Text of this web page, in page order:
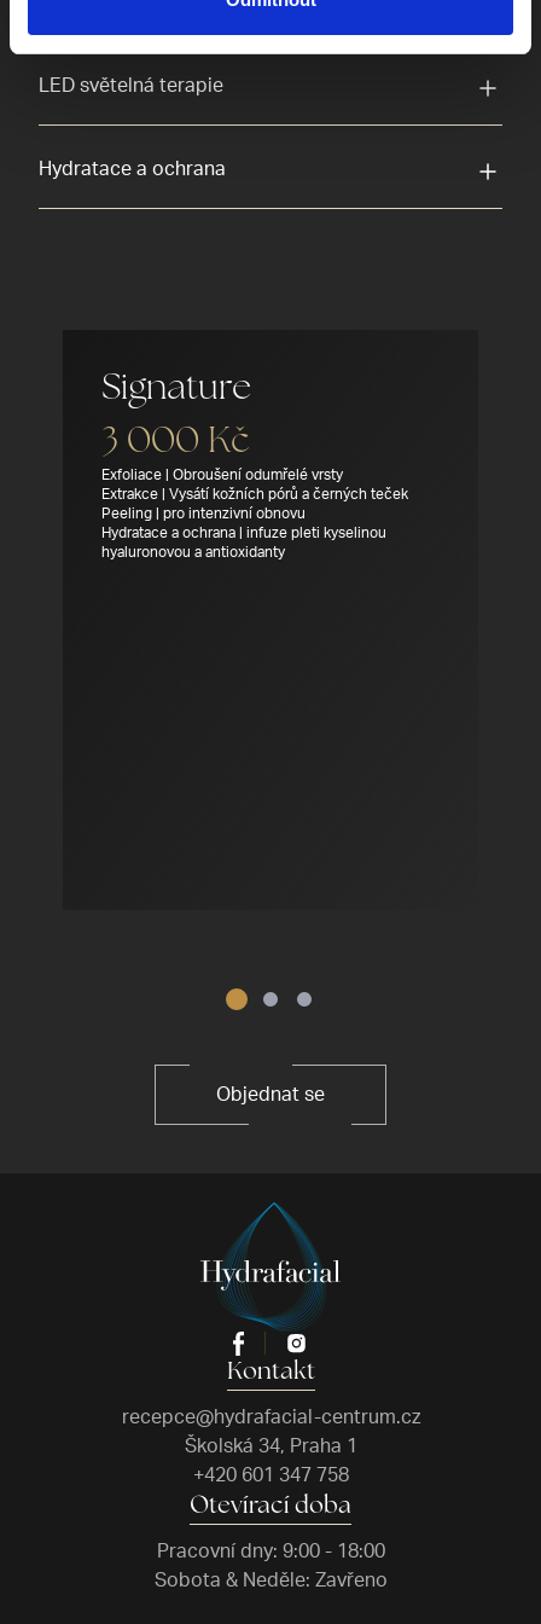
LED světelná terapie
Hydratace a ochrana
Signature
3 000 Kč
Exfoliace | Obroušení odumřelé vrsty
Extrakce | Vysátí kožních pórů a černých teček
Peeling | pro intenzivní obnovu
Hydratace a ochrana | infuze pleti kyselinou
hyaluronovou a antioxidanty
Objednat se
Kontakt
recepce@hydrafacial-centrum.cz
Školská 34, Praha 1
+420 601 347 758
Otevírací doba
Pracovní dny: 9:00 - 18:00
Sobota & Neděle: Zavřeno